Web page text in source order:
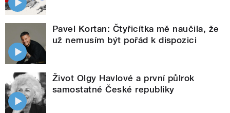
Pavel Kortan: Čtyřicítka mě naučila, že
už nemusím být pořád k dispozici
Život Olgy Havlové a první půlrok
samostatné České republiky